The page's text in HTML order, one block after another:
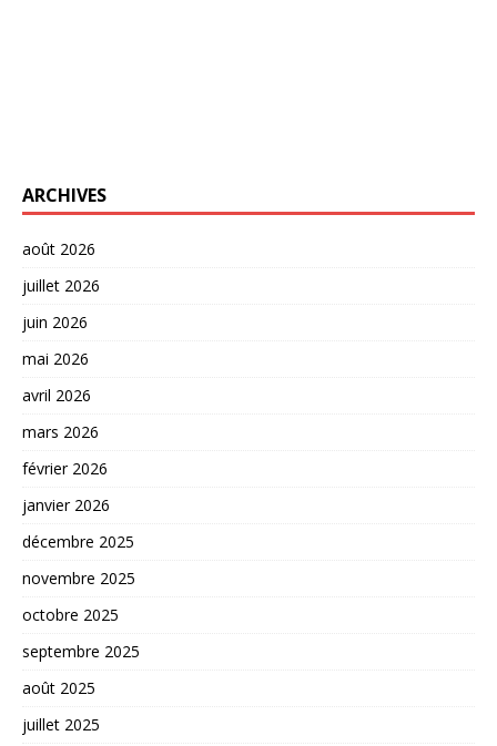
ARCHIVES
août 2026
juillet 2026
juin 2026
mai 2026
avril 2026
mars 2026
février 2026
janvier 2026
décembre 2025
novembre 2025
octobre 2025
septembre 2025
août 2025
juillet 2025